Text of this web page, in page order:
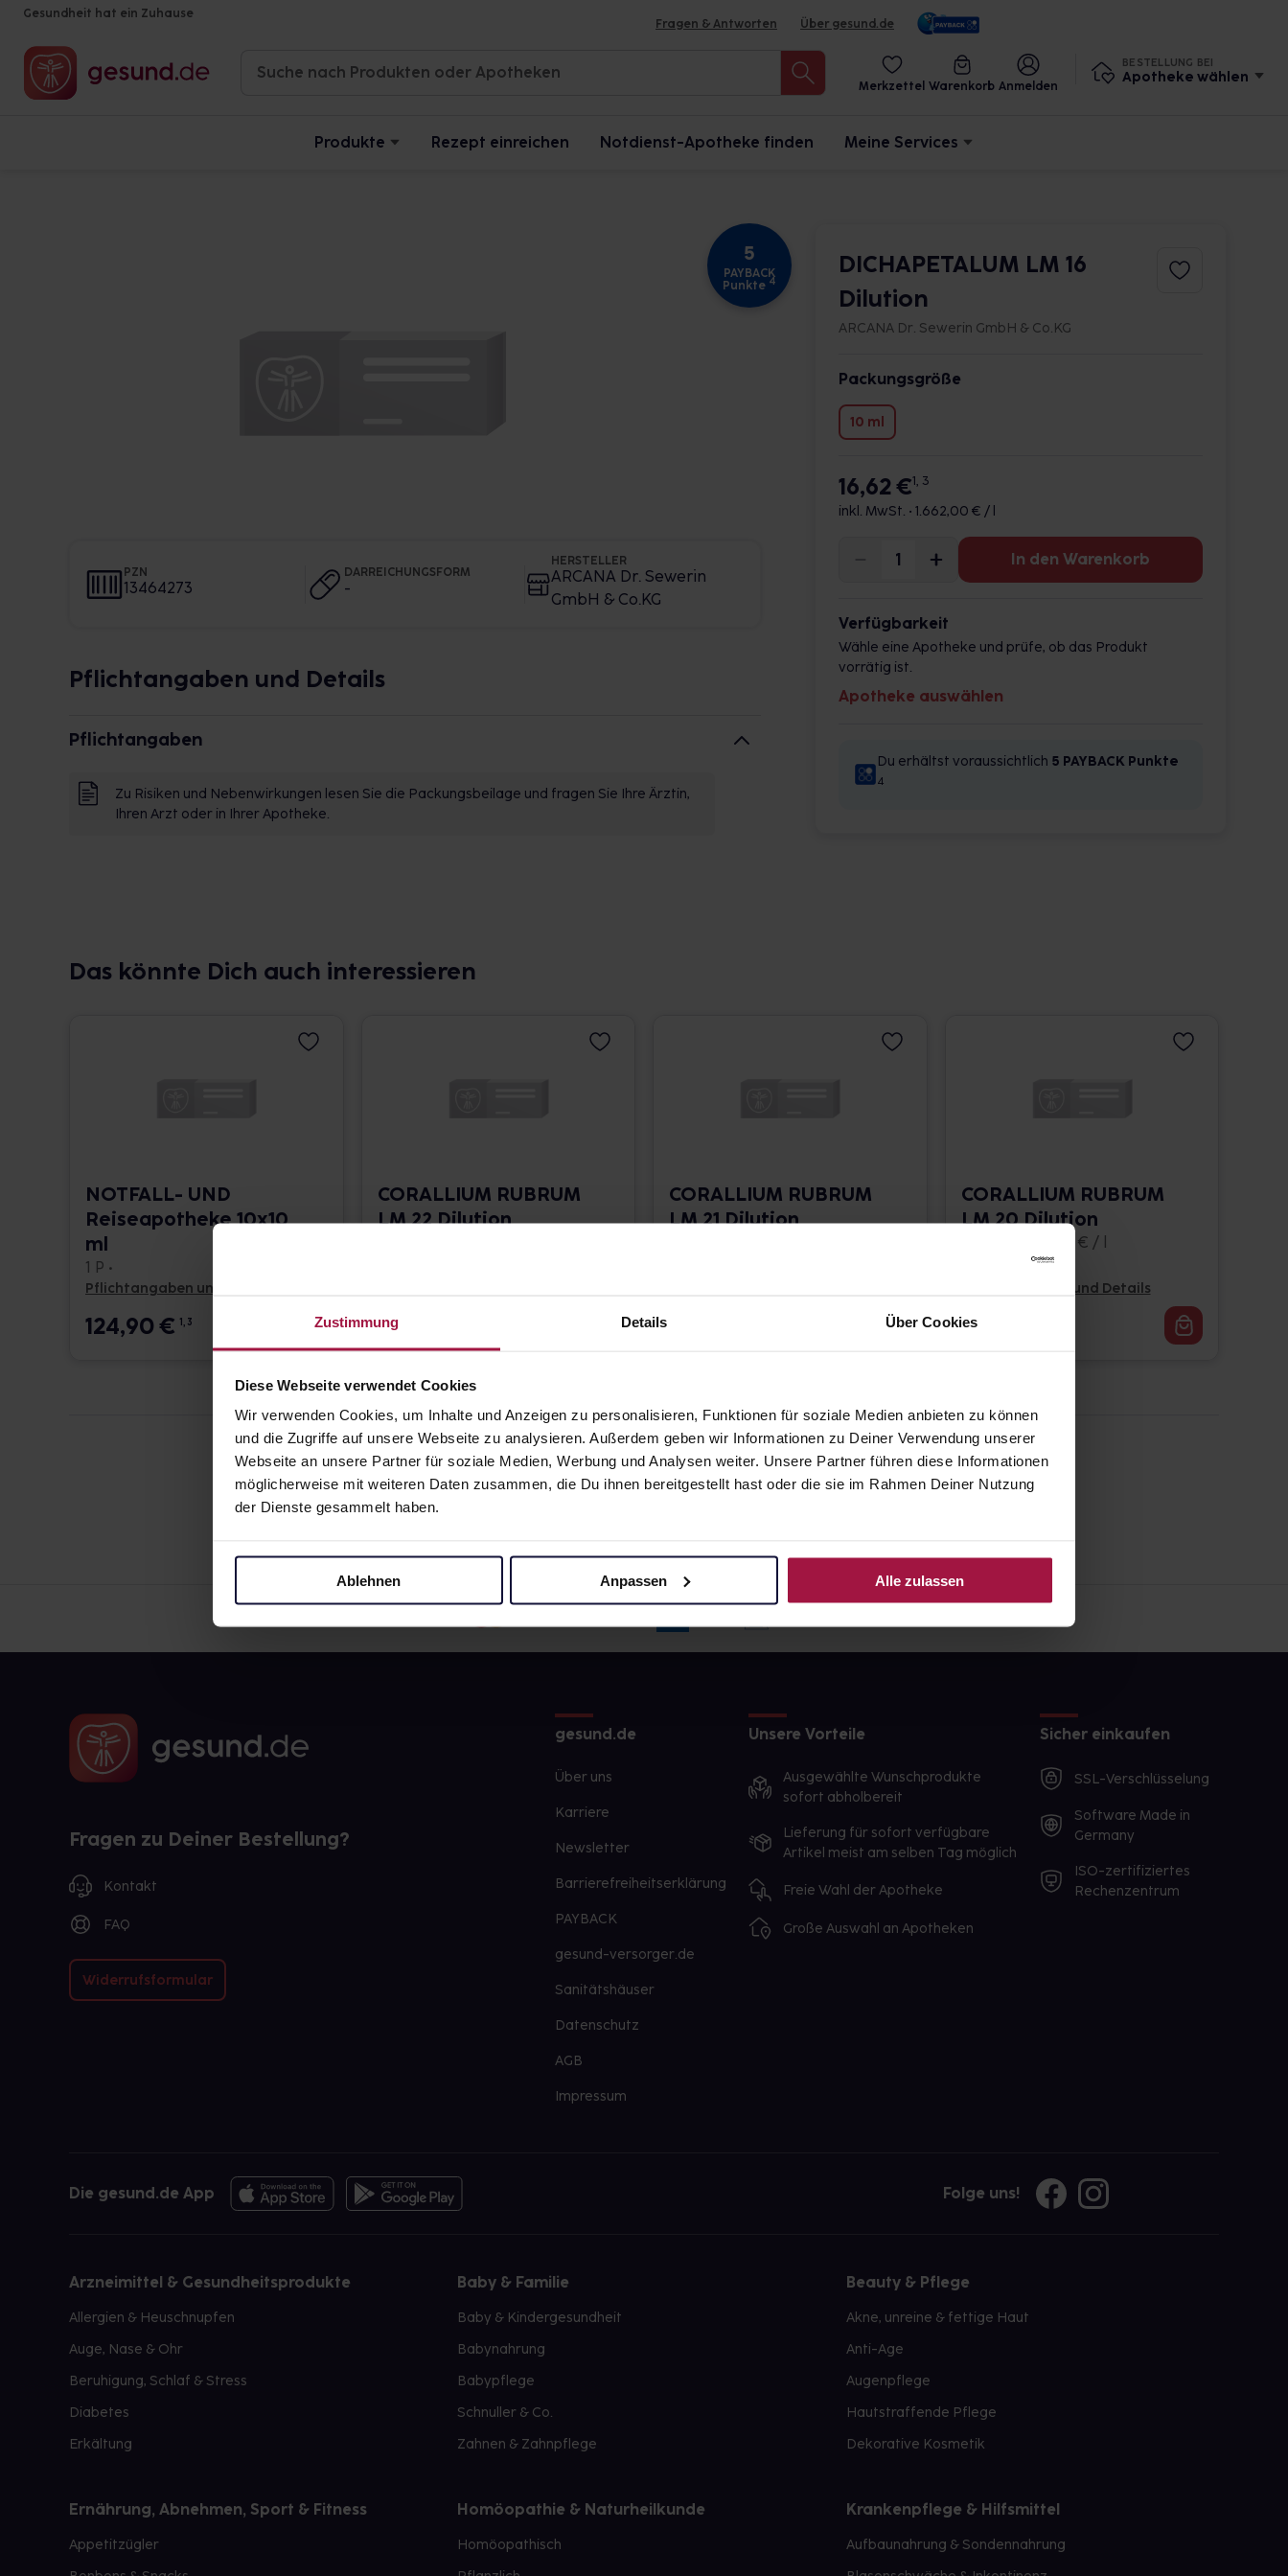
Zustimmung Details Über Cookies
Diese Webseite verwendet Cookies
Wir verwenden Cookies, um Inhalte und Anzeigen zu personalisieren, Funktionen für soziale Medien anbieten zu können
und die Zugriffe auf unsere Webseite zu analysieren. Außerdem geben wir Informationen zu Deiner Verwendung unserer
Webseite an unsere Partner für soziale Medien, Werbung und Analysen weiter. Unsere Partner führen diese Informationen
möglicherweise mit weiteren Daten zusammen, die Du ihnen bereitgestellt hast oder die sie im Rahmen Deiner Nutzung
der Dienste gesammelt haben.
Ablehnen Anpassen Alle zulassen
Gesundheit hat ein Zuhause
Fragen & Antworten Über gesund.de
Merkzettel Warenkorb Anmelden
BESTELLUNG BEI
Apotheke wählen
Produkte Rezept einreichen Notdienst-Apotheke finden Meine Services
5
PAYBACK
Punkte 4
PZN
13464273
DARREICHUNGSFORM
-
HERSTELLER
ARCANA Dr. Sewerin
GmbH & Co.KG
Pflichtangaben und Details
Pflichtangaben
Zu Risiken und Nebenwirkungen lesen Sie die Packungsbeilage und fragen Sie Ihre Ärztin,
Ihren Arzt oder in Ihrer Apotheke.
DICHAPETALUM LM 16
Dilution
ARCANA Dr. Sewerin GmbH & Co.KG
Packungsgröße
10 ml
16,62 €1, 3
inkl. MwSt. • 1.662,00 € / l
In den Warenkorb
Verfügbarkeit
Wähle eine Apotheke und prüfe, ob das Produkt
vorrätig ist.
Apotheke auswählen
Du erhältst voraussichtlich 5 PAYBACK Punkte
4
Das könnte Dich auch interessieren
NOTFALL- UND
Reiseapotheke 10x10
ml
1 P •
Pflichtangaben und Details
124,90€ 1, 3
CORALLIUM RUBRUM
LM 22 Dilution
17,66
CORALLIUM RUBRUM
LM 21 Dilution
CORALLIUM RUBRUM
LM 20 Dilution
10 ml • 1.662,00 € / l
Pflichtangaben und Details
16,62
Fragen zu Deiner Bestellung?
Kontakt
FAQ
Widerrufsformular
gesund.de
Über uns
Karriere
Newsletter
Barrierefreiheitserklärung
PAYBACK
gesund-versorger.de
Sanitätshäuser
Datenschutz
AGB
Impressum
Unsere Vorteile
Ausgewählte Wunschprodukte
sofort abholbereit
Lieferung für sofort verfügbare
Artikel meist am selben Tag möglich
Freie Wahl der Apotheke
Große Auswahl an Apotheken
Sicher einkaufen
SSL-Verschlüsselung
Software Made in
Germany
ISO-zertifiziertes
Rechenzentrum
Die gesund.de App Folge uns!
Arzneimittel & Gesundheitsprodukte
Allergien & Heuschnupfen
Auge, Nase & Ohr
Beruhigung, Schlaf & Stress
Diabetes
Erkältung
Baby & Familie
Baby & Kindergesundheit
Babynahrung
Babypflege
Schnuller & Co.
Zahnen & Zahnpflege
Beauty & Pflege
Akne, unreine & fettige Haut
Anti-Age
Augenpflege
Hautstraffende Pflege
Dekorative Kosmetik
Ernährung, Abnehmen, Sport & Fitness
Appetitzügler
Homöopathie & Naturheilkunde
Homöopathisch
Krankenpflege & Hilfsmittel
Aufbaunahrung & Sondennahrung